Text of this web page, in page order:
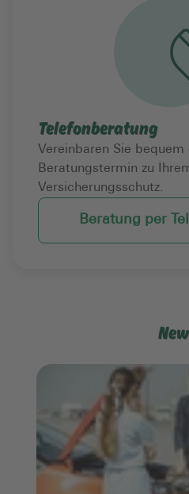
Telefonberatung
Vereinbaren Sie bequem
Beratungstermin zu
Versicherungsschutz.
Beratung per